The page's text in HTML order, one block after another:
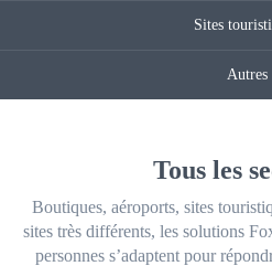
Sites
Autres
Tous les
Boutiques, aéroports, sites
sites très différents, les solutions
personnes s’adaptent pour